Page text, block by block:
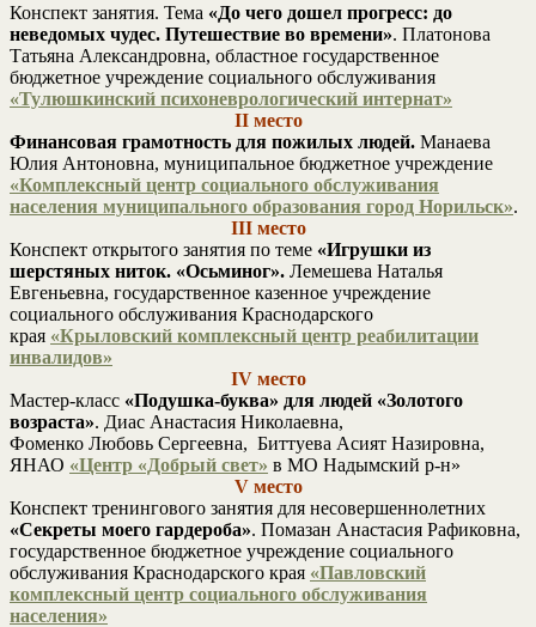
Конспект занятия. Тема «До чего дошел прогресс: до
неведомых чудес. Путешествие во времени». Платонова
Татьяна Александровна, областное государственное
бюджетное учреждение социального обслуживания
«Тулюшкинский психоневрологический интернат»
II место
Финансовая грамотность для пожилых людей. Манаева
Юлия Антоновна, муниципальное бюджетное учреждение
«Комплексный центр социального обслуживания
населения муниципального образования город Норильск».
III место
Конспект открытого занятия по теме «Игрушки из
шерстяных ниток. «Осьминог». Лемешева Наталья
Евгеньевна, государственное казенное учреждение
социального обслуживания Краснодарского
края «Крыловский комплексный центр реабилитации
инвалидов»
IV место
Мастер-класс «Подушка-буква» для людей «Золотого
возраста». Диас Анастасия Николаевна,
Фоменко Любовь Сергеевна, Биттуева Асият Назировна,
ЯНАО «Центр «Добрый свет» в МО Надымский р-н»
V место
Конспект тренингового занятия для несовершеннолетних
«Секреты моего гардероба». Помазан Анастасия Рафиковна,
государственное бюджетное учреждение социального
обслуживания Краснодарского края «Павловский
комплексный центр социального обслуживания
населения»